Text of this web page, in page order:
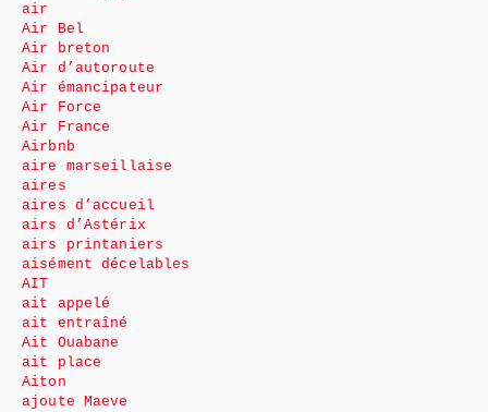
air
Air Bel
Air breton
Air d’autoroute
Air émancipateur
Air Force
Air France
Airbnb
aire marseillaise
aires
aires d’accueil
airs d’Astérix
airs printaniers
aisément décelables
AIT
ait appelé
ait entraîné
Ait Ouabane
ait place
Aiton
ajoute Maeve